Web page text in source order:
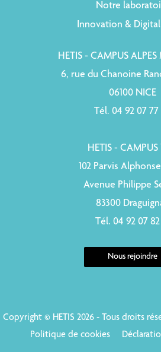
Notre
Innovation &
HETIS - CAMPUS ALPES
6, rue du Chanoine
06100 NICE
Tél. 04 92 07 77
HETIS - CAMPUS
102 Parvis
Avenue Philippe
83300
Tél. 04 92 07 82
Nous rejoindre
Copyright © HETIS 2026 - Tous droits
Politique de cookies